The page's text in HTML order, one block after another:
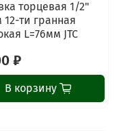
торцевая 1/2"
ти гранная
L=76мм JTC
₽
В корзину